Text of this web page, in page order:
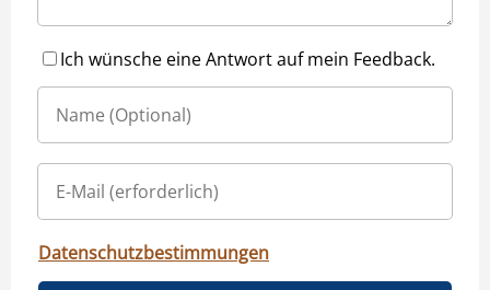
Ich wünsche eine Antwort auf mein Feedback.
Datenschutzbestimmungen